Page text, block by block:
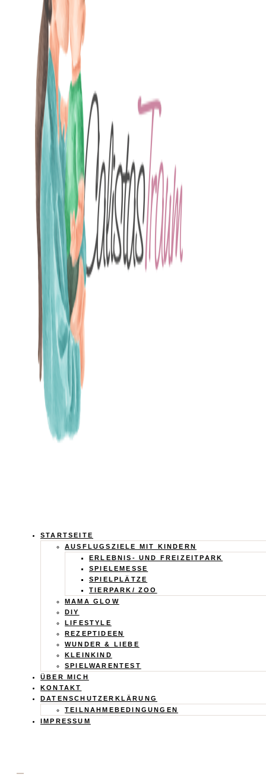
Calistas
Traum
STARTSEITE
AUSFLUGSZIELE MIT KINDERN
ERLEBNIS- UND FREIZEITPARK
SPIELEMESSE
SPIELPLÄTZE
TIERPARK/ ZOO
MAMA GLOW
DIY
LIFESTYLE
REZEPTIDEEN
WUNDER & LIEBE
KLEINKIND
SPIELWARENTEST
ÜBER MICH
KONTAKT
DATENSCHUTZERKLÄRUNG
TEILNAHMEBEDINGUNGEN
IMPRESSUM